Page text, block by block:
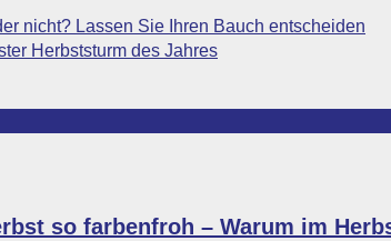
nicht? Lassen Sie Ihren Bauch entscheiden
Herbststurm des Jahres
so farbenfroh – Warum im